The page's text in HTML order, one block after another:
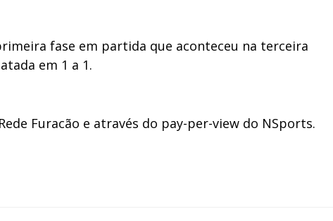
fase em partida que aconteceu na terceira
em 1 a 1.
Furacão e através do pay-per-view do NSports.